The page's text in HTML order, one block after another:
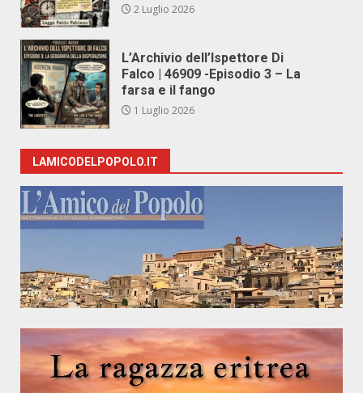
2 Luglio 2026
L’Archivio dell’Ispettore Di
Falco | 46909 -Episodio 3 – La
farsa e il fango
1 Luglio 2026
LAMICODELPOPOLO.IT